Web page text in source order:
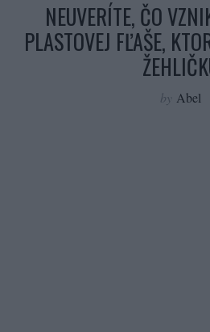
NEUVERÍTE, ČO
PLASTOVEJ FĽAŠE,
by Abel